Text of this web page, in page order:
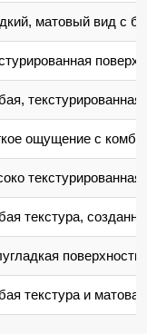
матовый вид с
ощущение с
текстура,
текстура и